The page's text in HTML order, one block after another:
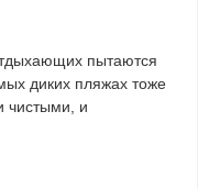
пытаются
диких пляжах тоже
чистыми, и